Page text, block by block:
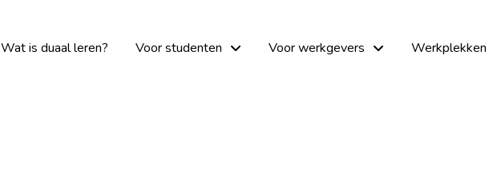
Wat is duaal leren? Voor studenten Voor werkgevers Werkplekken